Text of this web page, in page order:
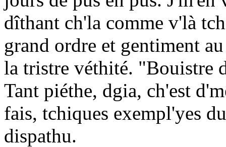
dîthant ch'la comme v'là
grand ordre et gentiment
la tristre véthité. "Bouistre
Tant piéthe, dgia, ch'est
fais, tchiques exempl'yes
dispathu.